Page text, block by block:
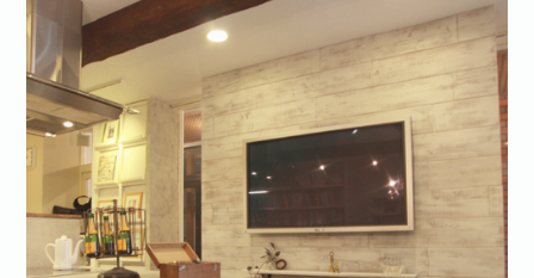
お問い合わせ·資料請求